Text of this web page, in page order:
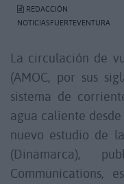
REDACCIÓN
NOTICIASFUERTEVENTURA
La circulación de
(AMOC, por sus
sistema de
agua caliente
nuevo estudio de
(Dinamarca),
Communications,